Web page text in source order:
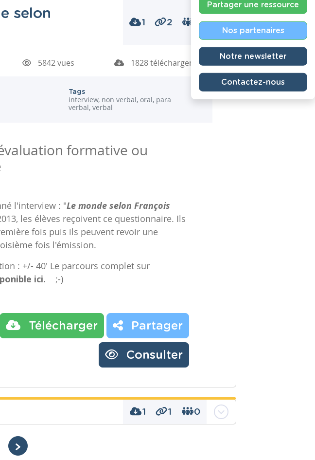
selon
1 2 0
5842 vues 1828 téléchargements
Tags
interview, non verbal, oral, para
verbal, verbal
formative ou
l'interview : "Le monde selon François
les élèves reçoivent ce questionnaire. Ils
fois puis ils peuvent revoir une
fois l'émission.
: +/- 40' Le parcours complet sur
ici. ;-)
Télécharger Partager
Consulter
1 1 0
Partager une ressource
Nos partenaires
Notre newsletter
Contactez-nous